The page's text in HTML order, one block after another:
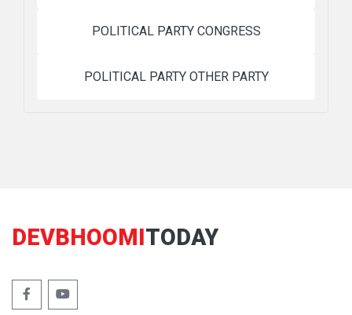
POLITICAL PARTY CONGRESS
POLITICAL PARTY OTHER PARTY
DEVBHOOMITODAY